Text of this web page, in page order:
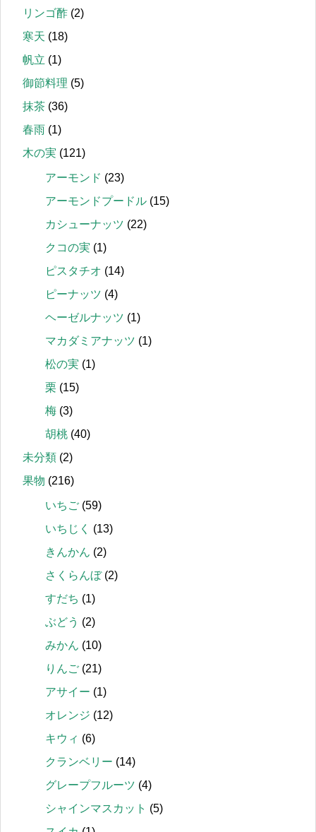
リンゴ酢 (2)
寒天 (18)
帆立 (1)
御節料理 (5)
抹茶 (36)
春雨 (1)
木の実 (121)
アーモンド (23)
アーモンドプードル (15)
カシューナッツ (22)
クコの実 (1)
ピスタチオ (14)
ピーナッツ (4)
ヘーゼルナッツ (1)
マカダミアナッツ (1)
松の実 (1)
栗 (15)
梅 (3)
胡桃 (40)
未分類 (2)
果物 (216)
いちご (59)
いちじく
(13)
きんかん (2)
さくらんぼ(2)
すだち (1)
ぶどう (2)
みかん (10)
りんご (21)
アサイー (1)
オレンジ (12)
キウィ (6)
クランベリー (14)
グレープフルーツ (4)
シャインマスカット (5)